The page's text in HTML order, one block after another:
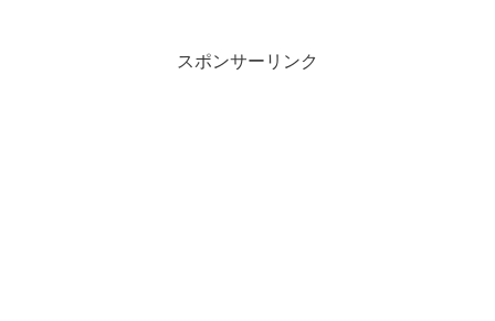
押し寄せてきています。これまで
ー...
スポンサーリンク